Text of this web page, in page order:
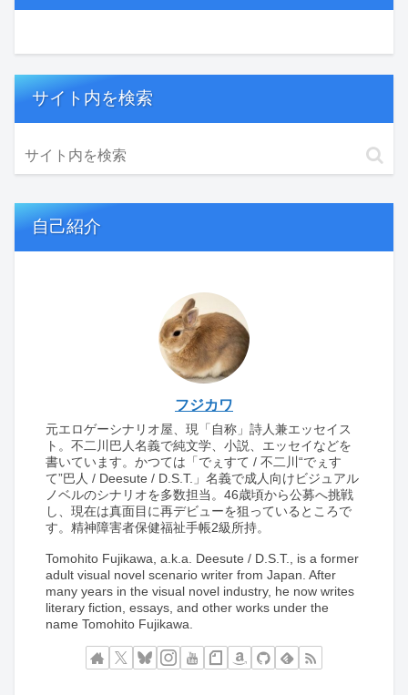
サイト内を検索
自己紹介
フジカワ
元エロゲーシナリオ屋、現「自称」詩人兼エッセイス
ト。不二川巴人名義で純文学、小説、エッセイなどを
書いています。かつては「でぇすて / 不二川“でぇす
て”巴人 / Deesute / D.S.T.」名義で成人向けビジュアル
ノベルのシナリオを多数担当。46歳頃から公募へ挑戦
し、現在は真面目に再デビューを狙っているところで
す。精神障害者保健福祉手帳2級所持。
Tomohito Fujikawa, a.k.a. Deesute / D.S.T., is a former
adult visual novel scenario writer from Japan. After
many years in the visual novel industry, he now writes
literary fiction, essays, and other works under the
name Tomohito Fujikawa.